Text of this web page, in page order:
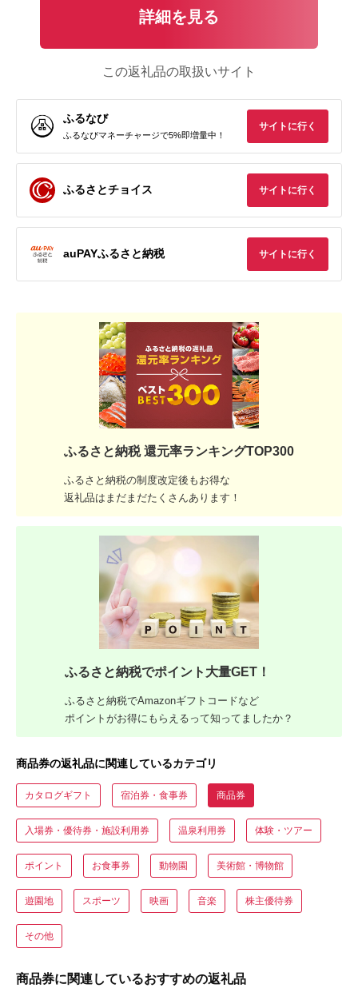
詳細を見る
この返礼品の取扱いサイト
ふるなび
ふるなびマネーチャージで5%即増量中！
サイトに行く
ふるさとチョイス サイトに行く
auPAYふるさと納税 サイトに行く
ふるさと納税 還元率ランキングTOP300
ふるさと納税の制度改定後もお得な
返礼品はまだまだたくさんあります！
ふるさと納税でポイント大量GET！
ふるさと納税でAmazonギフトコードなど
ポイントがお得にもらえるって知ってましたか？
商品券の返礼品に関連しているカテゴリ
カタログギフト 宿泊券・食事券 商品券
入場券・優待券・施設利用券 温泉利用券 体験・ツアー
ポイント お食事券 動物園 美術館・博物館
遊園地 スポーツ 映画 音楽 株主優待券
その他
商品券に関連しているおすすめの返礼品